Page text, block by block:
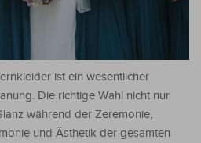
ist ein wesentlicher
Die richtige Wahl nicht nur
während der Zeremonie,
und Ästhetik der gesamten